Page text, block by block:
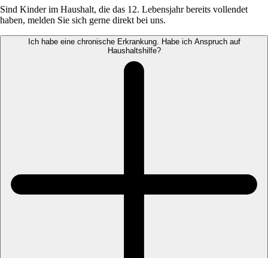
Sind Kinder im Haushalt, die das 12. Lebensjahr bereits vollendet
haben, melden Sie sich gerne direkt bei uns.
Ich habe eine chronische Erkrankung. Habe ich Anspruch auf
Haushaltshilfe?